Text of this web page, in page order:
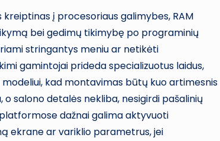
kreiptinas į procesoriaus galimybes, RAM
bei gedimų tikimybę po programinių
stringantys meniu ar netikėti
gamintojai prideda specializuotus laidus,
kad montavimas būtų kuo artimesnis
salono detalės nekliba, nesigirdi pašalinių
platformose dažnai galima aktyvuoti
ekrane ar variklio parametrus, jei